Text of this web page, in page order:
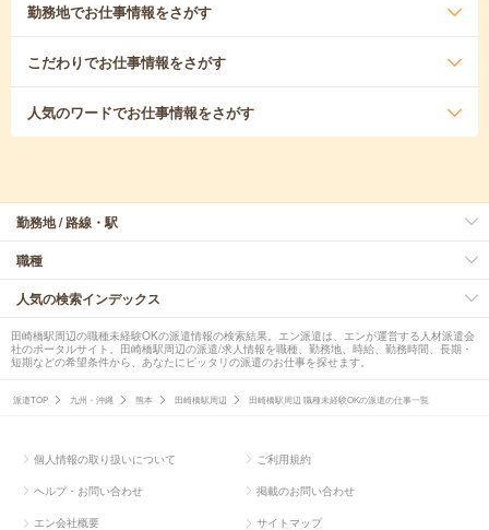
勤務地でお仕事情報をさがす
こだわりでお仕事情報をさがす
人気のワードでお仕事情報をさがす
勤務地 / 路線・駅
職種
人気の検索インデックス
田崎橋駅周辺の職種未経験OKの派遣情報の検索結果。エン派遣は、エンが運営する人材派遣会
社のポータルサイト。田崎橋駅周辺の派遣/求人情報を職種、勤務地、時給、勤務時間、長期・
短期などの希望条件から、あなたにピッタリの派遣のお仕事を探せます。
派遣TOP 九州・沖縄 熊本 田崎橋駅周辺 田崎橋駅周辺 職種未経験OKの派遣の仕事一覧
個人情報の取り扱いについて ご利用規約
ヘルプ・お問い合わせ 掲載のお問い合わせ
エン会社概要 サイトマップ